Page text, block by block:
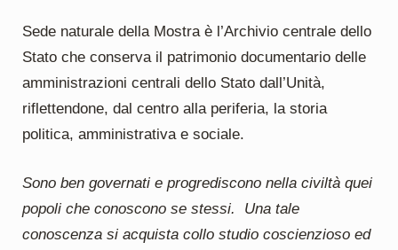
Sede naturale della Mostra è l’Archivio centrale dello
Stato che conserva il patrimonio documentario delle
amministrazioni centrali dello Stato dall’Unità,
riflettendone, dal centro alla periferia, la storia
politica, amministrativa e sociale.
Sono ben governati e progrediscono nella civiltà quei
popoli che conoscono se stessi. Una tale
conoscenza si acquista collo studio coscienzioso ed